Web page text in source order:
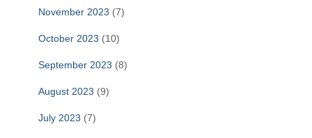
November 2023 (7)
October 2023 (10)
September 2023 (8)
August 2023 (9)
July 2023 (7)